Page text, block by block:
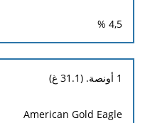
4,5
%
1 أونصة. (31.1 غ)
American Gold Eagle